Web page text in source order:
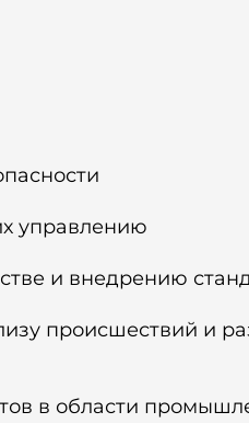
управлению
и внедрению
происшествий и
в области